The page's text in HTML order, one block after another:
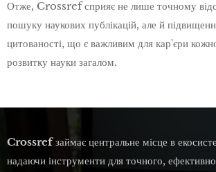
Отже, Crossref сприяє не лише точному
пошуку наукових публікацій, але й
цитованості, що є важливим для кар'єри
розвитку науки загалом.
Crossrefзаймає центральне місце в
надаючи інструменти для точного,